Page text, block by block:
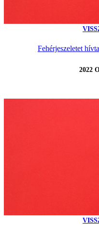
Fehérjeszeletet
2022